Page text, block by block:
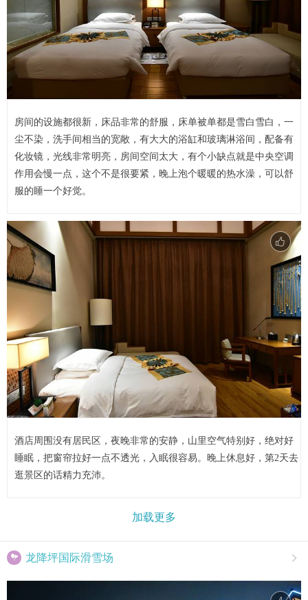
房间的设施都很新，床品非常的舒服，床单被单都是雪白雪白，一
尘不染，洗手间相当的宽敞，有大大的浴缸和玻璃淋浴间，配备有
化妆镜，光线非常明亮，房间空间太大，有个小缺点就是中央空调
作用会慢一点，这个不是很要紧，晚上泡个暖暖的热水澡，可以舒
服的睡一个好觉。
酒店周围没有居民区，夜晚非常的安静，山里空气特别好，绝对好
睡眠，把窗帘拉好一点不透光，入眠很容易。晚上休息好，第2天去
逛景区的话精力充沛。
加载更多
 龙降坪国际滑雪场 